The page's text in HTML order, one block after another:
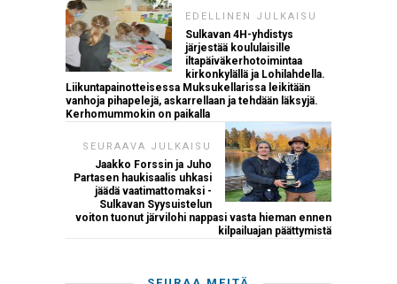
EDELLINEN JULKAISU
Sulkavan 4H-yhdistys
järjestää koululaisille
iltapäiväkerhotoimintaa
kirkonkylällä ja Lohilahdella.
Liikuntapainotteisessa Muksukellarissa leikitään
vanhoja pihapelejä, askarrellaan ja tehdään läksyjä.
Kerhomummokin on paikalla
SEURAAVA JULKAISU
Jaakko Forssin ja Juho
Partasen haukisaalis uhkasi
jäädä vaatimattomaksi -
Sulkavan Syysuistelun
voiton tuonut järvilohi nappasi vasta hieman ennen
kilpailuajan päättymistä